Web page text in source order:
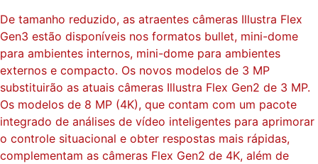
De tamanho reduzido, as atraentes câmeras Illustra Flex
Gen3 estão disponíveis nos formatos bullet, mini-dome
para ambientes internos, mini-dome para ambientes
externos e compacto. Os novos modelos de 3 MP
substituirão as atuais câmeras Illustra Flex Gen2 de 3 MP.
Os modelos de 8 MP (4K), que contam com um pacote
integrado de análises de vídeo inteligentes para aprimorar
o controle situacional e obter respostas mais rápidas,
complementam as câmeras Flex Gen2 de 4K, além de